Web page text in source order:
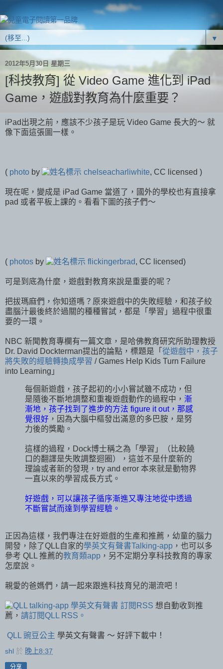
▼
2012年5月30日 星期三
[科技教育] 從 Video Game 進化到 iPad
Game，遊戲對教育為什麼重要？
iPad出現之前，應該不少孩子是玩 Video Game 長大的～ 就
像下面這張圖一樣。
( photo by chelseacharliwhite, CC licensed )
現在呢，變成是 iPad Game 當道了，國外的學校也有直接拿
pad 或者平板上課的。看看下圖的孩子們～
( photos by flickingerbrad, CC licensed)
可是到底為什麼，遊戲對教育來說是重要的呢？
把拔瑪麻們，你知道嗎？原來遊戲中的失敗經驗，和孩子絞
盡腦汁最後終於過關的種種嘗試，都是「學習」過程中很重
要的一環。
NBC 新聞教育專欄有一篇文章，是哈佛教育研究所助理教授
Dr. David Dockterman提出的論點，標題是「 從遊戲中，孩子
將失敗的經驗轉換成學習 / Games Help Kids Turn Failure
into Learning」
每個新遊戲，孩子起初的小小嘗試雖不成功，但
是隨後不斷地調整和重複遊戲動作的過程中， 漸
漸地，孩子找到了進步的方法 figure it out，那感
覺很好 ，因為大腦中樞發出滿意的多巴胺，是努
力後的獎勵。
這樣的過程，Dock博士稱之為「學習」（比較饒
口的翻譯是失敗調整迴圈），這並不是什麼新的
理論或者新的發現，try and error 本來就是動物界
一直以來的學習成長方式。
好遊戲，可以讓孩子循序漸進又專注地從中透過
不斷嘗試而達到學習經驗。
正因為這樣，我們專注在好遊戲的生產和推薦，幼童的腦力
開發，除了QLL自家的學英文有聲書Talking-app ，也可以多
參考 QLL 推薦的教育類app ，另不定期分享科技教育的專家
怎麼說。
親愛的爸媽們，請一起來跟進科技育兒的潮流吧！
想自動收到推
薦， 請訂閱QLL RSS。
QLL 豌豆公主 學英文有聲書 ～ 好評下載中！
shl 於 晚上8:37
分享